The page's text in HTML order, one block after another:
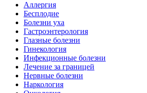
Аллергия
Бесплодие
Болезни уха
Гастроэнтерология
Глазные болезни
Гинекология
Инфекционные болезни
Лечение за границей
Нервные болезни
Наркология